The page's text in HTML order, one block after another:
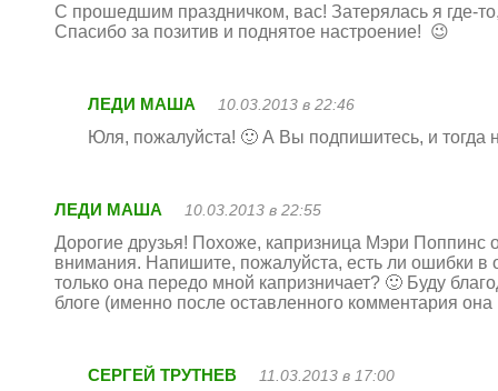
С прошедшим праздничком, вас! Затерялась я где-
Спасибо за позитив и поднятое настроение! 😉
ЛЕДИ МАША 10.03.2013 в 22:46
Юля, пожалуйста! 🙂 А Вы подпишитесь, и тогда
ЛЕДИ МАША 10.03.2013 в 22:55
Дорогие друзья! Похоже, капризница Мэри Поппинс
внимания. Напишите, пожалуйста, есть ли ошибки
только она передо мной капризничает? 🙂 Буду
блоге (именно после оставленного комментария она
СЕРГЕЙ ТРУТНЕВ 11.03.2013 в 17:00